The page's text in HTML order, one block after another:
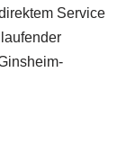
Service